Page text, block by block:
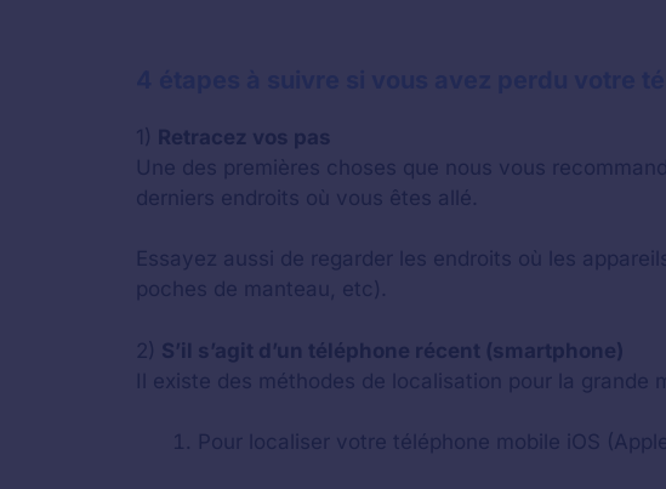
1) Retracez vos pas
Une des premières choses que nous vous
derniers endroits où vous êtes allé.
Essayez aussi de regarder les endroits où les
poches de manteau, etc).
2) S’il s’agit d’un téléphone récent (smartphone)
Il existe des méthodes de localisation pour la grande
Pour localiser votre téléphone mobile iOS